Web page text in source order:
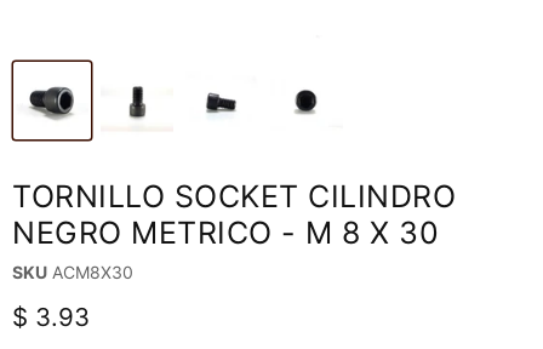
TORNILLO SOCKET CILINDRO
NEGRO METRICO - M 8 X 30
SKU ACM8X30
Precio actual
$ 3.93